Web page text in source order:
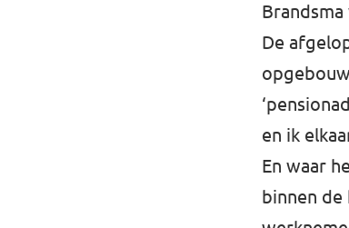
Brandsma
De
en ik
En waar
binnen de